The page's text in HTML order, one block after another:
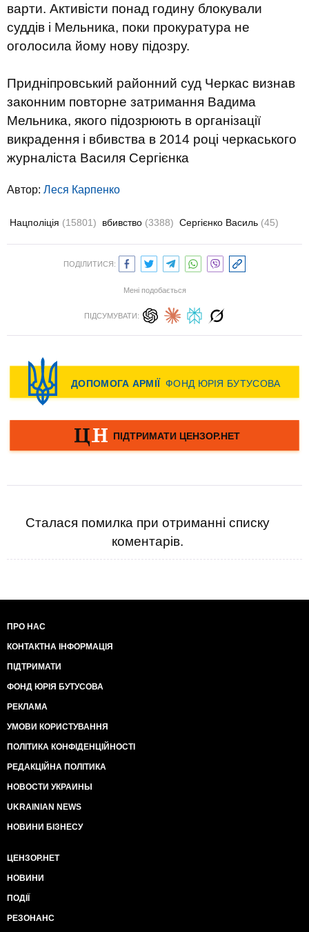
варти. Активісти понад годину блокували
суддів і Мельника, поки прокуратура не
оголосила йому нову підозру.
Придніпровський районний суд Черкас визнав
законним повторне затримання Вадима
Мельника, якого підозрюють в організації
викрадення і вбивства в 2014 році черкаського
журналіста Василя Сергієнка
Автор: Леся Карпенко
Нацполіція (15801) вбивство (3388) Сергієнко Василь (45)
ПОДІЛИТИСЯ:
Мені подобається
ПІДСУМУВАТИ:
Сталася помилка при отриманні списку
коментарів.
ПРО НАС
КОНТАКТНА ІНФОРМАЦІЯ
ПІДТРИМАТИ
ФОНД ЮРІЯ БУТУСОВА
РЕКЛАМА
УМОВИ КОРИСТУВАННЯ
ПОЛІТИКА КОНФІДЕНЦІЙНОСТІ
РЕДАКЦІЙНА ПОЛІТИКА
НОВОСТИ УКРАИНЫ
UKRAINIAN NEWS
НОВИНИ БІЗНЕСУ
ЦЕНЗОР.НЕТ
НОВИНИ
ПОДІЇ
РЕЗОНАНС